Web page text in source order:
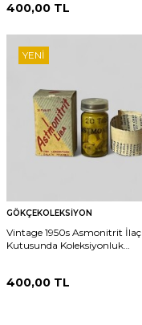
400,00 TL
YENI
GÖKÇEKOLEKSIYON
Vintage 1950s Asmonitrit İlaç
Kutusunda Koleksiyonluk
400,00 TL